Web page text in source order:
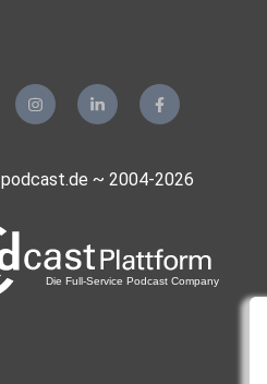
podcast.de ~ 2004-2026